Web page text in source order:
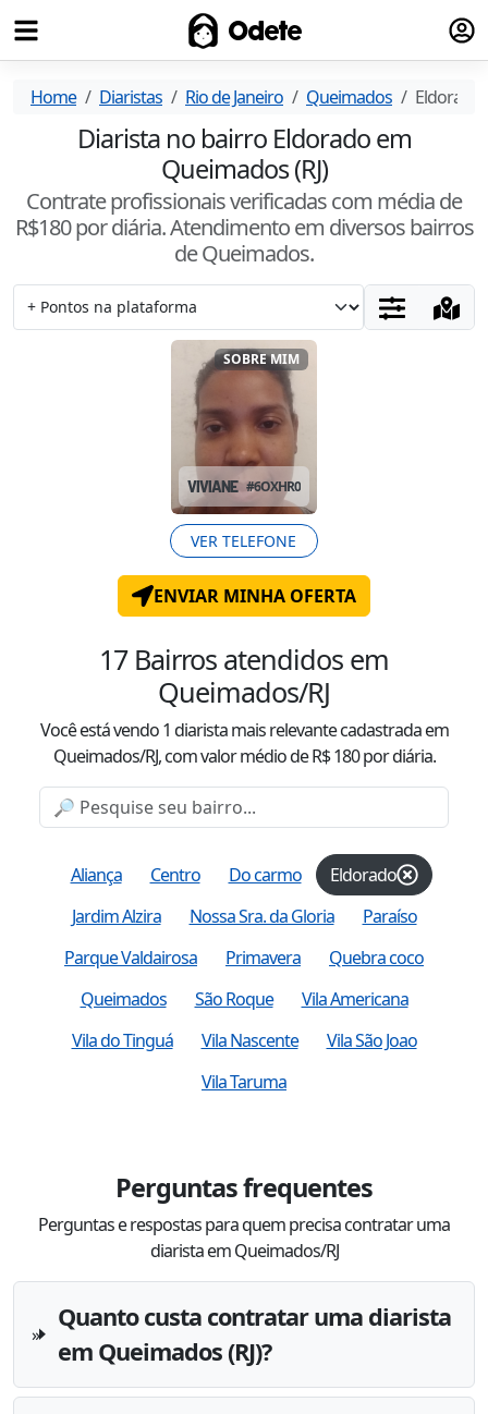
Odete
Home Diaristas Rio de Janeiro Queimados Eldorado
Diarista no bairro Eldorado em
Queimados (RJ)
Contrate profissionais verificadas com média de
R$180por diária. Atendimentoem diversos bairros
de Queimados.
SOBRE MIM
VIVIANE #6OXHR07P
VER TELEFONE
ENVIAR MINHA OFERTA
17 Bairros atendidos em
Queimados/RJ
Você está vendo1 diarista mais relevante cadastrada em
Queimados/RJ, com valormédiode R$180por diária.
Aliança Centro Do carmo
Eldorado
Jardim Alzira
Nossa Sra. da Gloria
Paraíso
Parque Valdairosa
Primavera
Quebra coco
Queimados
São Roque
Vila Americana
Vila do Tinguá
Vila Nascente
Vila São Joao
Vila Taruma
Perguntas frequentes
Perguntas e respostas para quem precisa contratar uma
diarista em Queimados/RJ
Quanto custa contratar uma diarista
em Queimados (RJ)?